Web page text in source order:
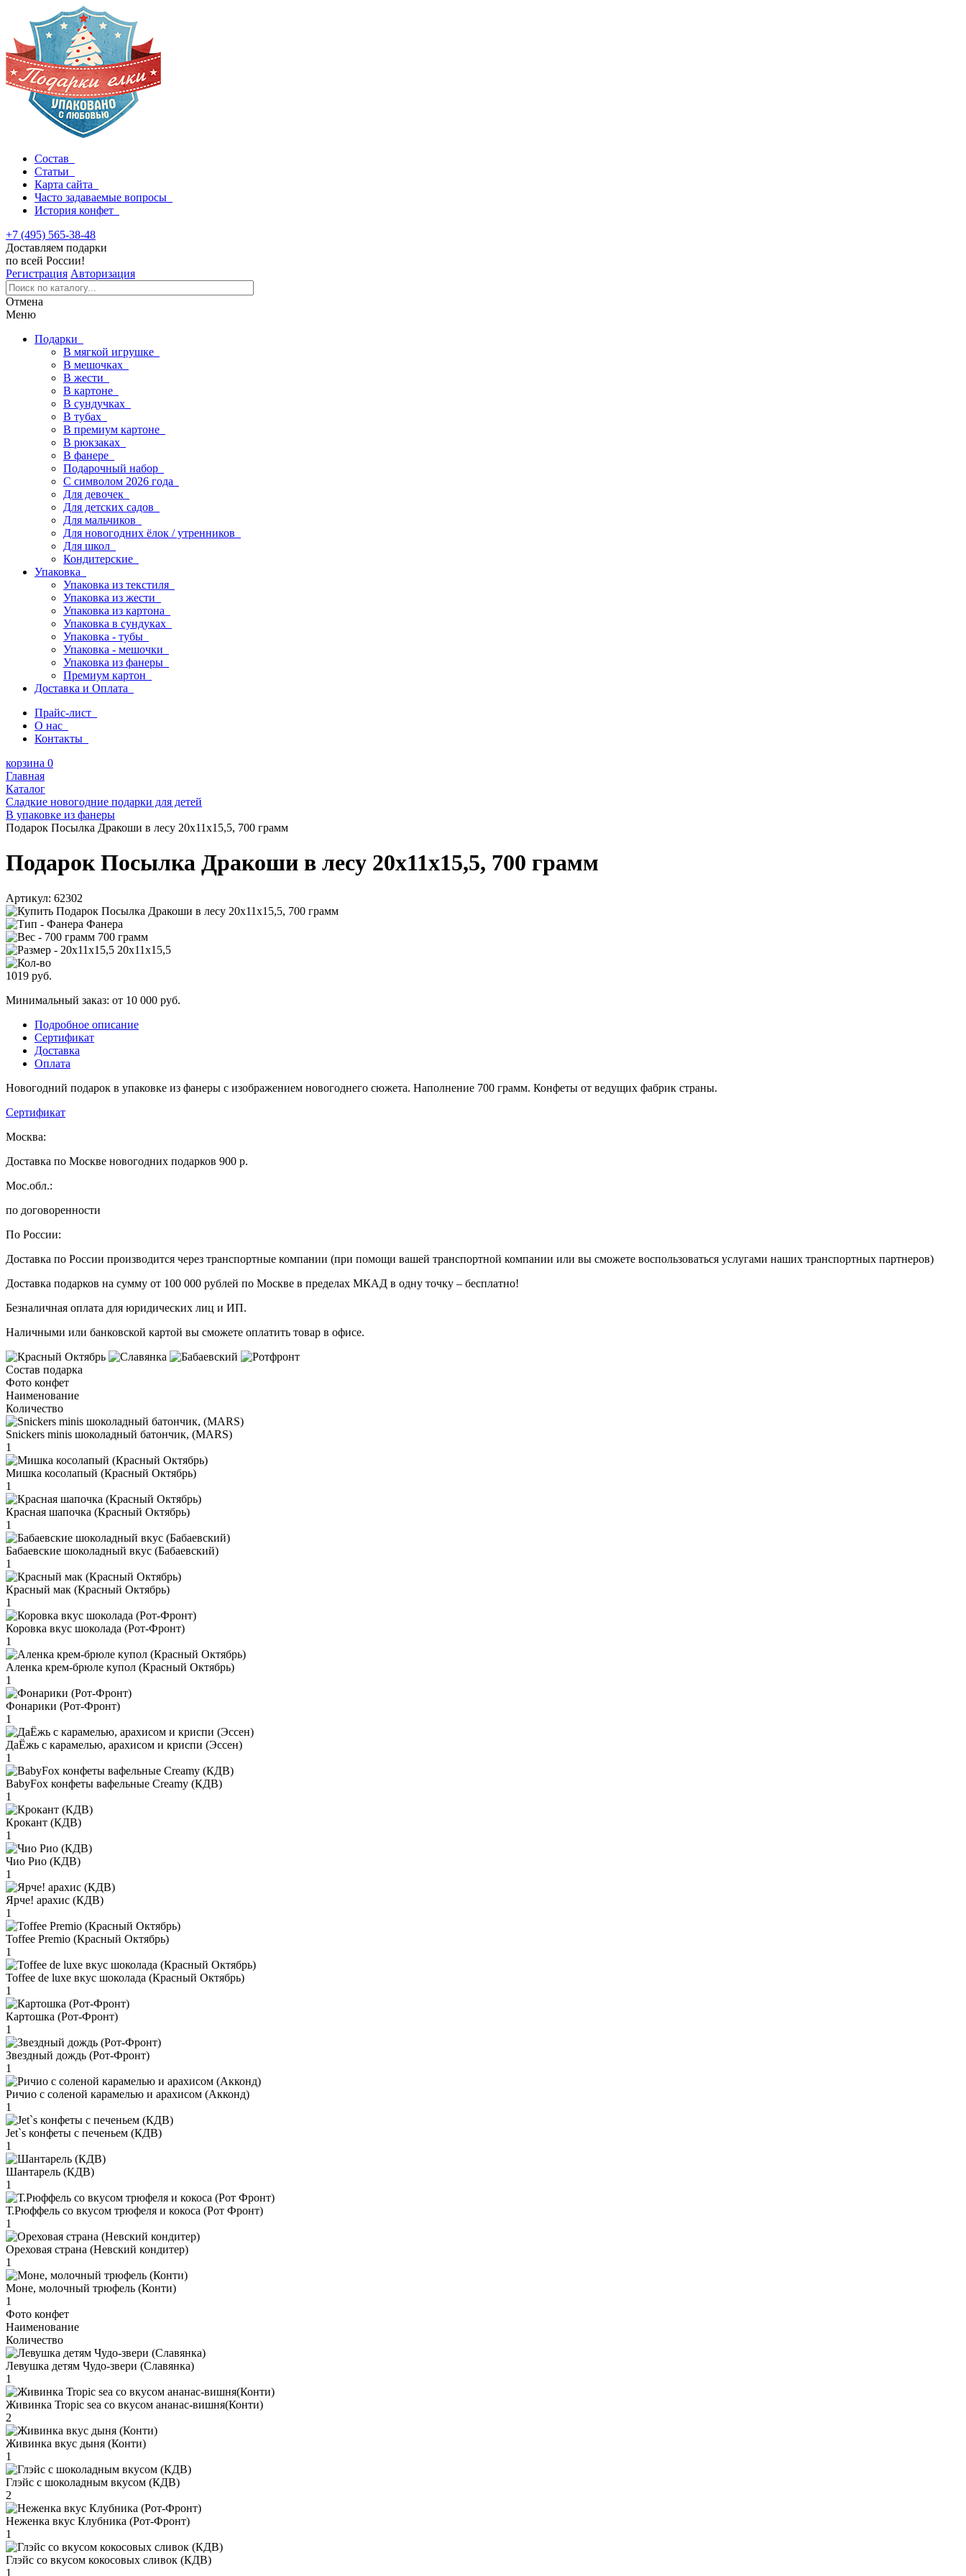
Состав
Статьи
Карта сайта
Часто задаваемые вопросы
История конфет
+7 (495) 565-38-48
Доставляем подарки
по всей России!
Регистрация Авторизация
Отмена
Меню
Подарки
В мягкой игрушке
В мешочках
В жести
В картоне
В сундучках
В тубах
В премиум картоне
В рюкзаках
В фанере
Подарочный набор
С символом 2026 года
Для девочек
Для детских садов
Для мальчиков
Для новогодних ёлок / утренников
Для школ
Кондитерские
Упаковка
Упаковка из текстиля
Упаковка из жести
Упаковка из картона
Упаковка в сундуках
Упаковка - тубы
Упаковка - мешочки
Упаковка из фанеры
Премиум картон
Доставка и Оплата
Прайс-лист
О нас
Контакты
корзина 0
Главная
Каталог
Сладкие новогодние подарки для детей
В упаковке из фанеры
Подарок Посылка Дракоши в лесу 20х11х15,5, 700 грамм
Подарок Посылка Дракоши в лесу 20х11х15,5, 700 грамм
Артикул: 62302
Фанера
700 грамм
20х11х15,5
1019 руб.
Минимальный заказ: от 10 000 руб.
Подробное описание
Сертификат
Доставка
Оплата
Новогодний подарок в упаковке из фанеры с изображением новогоднего сюжета. Наполнение 700 грамм. Конфеты от ведущих фабрик страны.
Сертификат
Москва:
Доставка по Москве новогодних подарков 900 р.
Мос.обл.:
по договоренности
По России:
Доставка по России производится через транспортные компании (при помощи вашей транспортной компании или вы сможете воспользоваться услугами наших транспортных партнеров)
Доставка подарков на сумму от 100 000 рублей по Москве в пределах МКАД в одну точку – бесплатно!
Безналичная оплата для юридических лиц и ИП.
Наличными или банковской картой вы сможете оплатить товар в офисе.
Состав подарка
Фото конфет
Наименование
Количество
Snickers minis шоколадный батончик, (MARS)
1
Мишка косолапый (Красный Октябрь)
1
Красная шапочка (Красный Октябрь)
1
Бабаевские шоколадный вкус (Бабаевский)
1
Красный мак (Красный Октябрь)
1
Коровка вкус шоколада (Рот-Фронт)
1
Аленка крем-брюле купол (Красный Октябрь)
1
Фонарики (Рот-Фронт)
1
ДаЁжь с карамелью, арахисом и криспи (Эссен)
1
BabyFox конфеты вафельные Creamy (КДВ)
1
Крокант (КДВ)
1
Чио Рио (КДВ)
1
Ярче! арахис (КДВ)
1
Toffee Premio (Красный Октябрь)
1
Toffee de luxe вкус шоколада (Красный Октябрь)
1
Картошка (Рот-Фронт)
1
Звездный дождь (Рот-Фронт)
1
Ричио с соленой карамелью и арахисом (Акконд)
1
Jet`s конфеты с печеньем (КДВ)
1
Шантарель (КДВ)
1
Т.Рюффель со вкусом трюфеля и кокоса (Рот Фронт)
1
Ореховая страна (Невский кондитер)
1
Моне, молочный трюфель (Конти)
1
Фото конфет
Наименование
Количество
Левушка детям Чудо-звери (Славянка)
1
Живинка Tropic sea со вкусом ананас-вишня(Конти)
2
Живинка вкус дыня (Конти)
1
Глэйс с шоколадным вкусом (КДВ)
2
Неженка вкус Клубника (Рот-Фронт)
1
Глэйс со вкусом кокосовых сливок (КДВ)
1